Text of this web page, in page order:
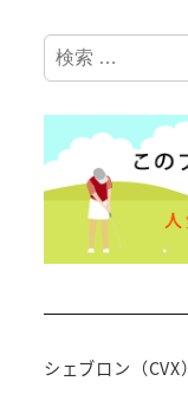
検
索
シェブロン（CVX